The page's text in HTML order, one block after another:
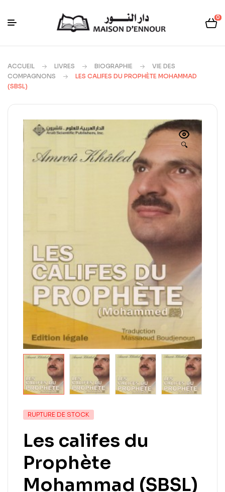
0
ACCUEIL LIVRES BIOGRAPHIE
VIE DES
COMPAGNONS
LES CALIFES DU PROPHÈTE MOHAMMAD
(SBSL)
🔍
RUPTURE DE STOCK
Les califes du
Prophète
Mohammad (SBSL)